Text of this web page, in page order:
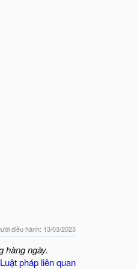
điều hành: 13/03/2023
hàng ngày.
Luật pháp liên quan